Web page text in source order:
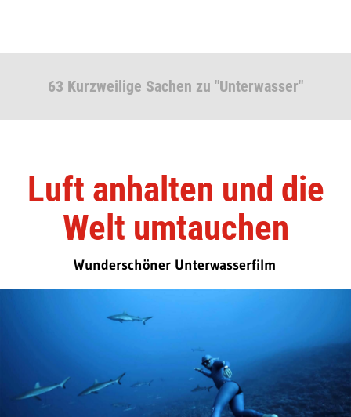
63 Kurzweilige Sachen zu "Unterwasser"
Luft anhalten und die
Welt umtauchen
Wunderschöner Unterwasserfilm